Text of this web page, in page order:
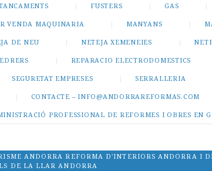
FUSTERS GAS
VENDA MAQUINARIA MANYANS
DE NEU NETEJA XEMENEIES
REPARACIO ELECTRODOMESTICS
SEGURETAT EMPRESES SERRALLERIA
CONTACTE – INFO@ANDORRAREFORMAS.COM
PROFESSIONAL DE REFORMES I OBRES EN
ANDORRA REFORMA D'INTERIORS ANDORRA I
DE LA LLAR ANDORRA